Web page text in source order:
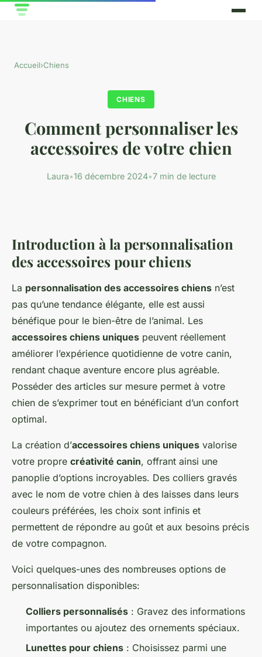
Accueil›Chiens
CHIENS
Comment personnaliser les
accessoires de votre chien
Laura•16 décembre 2024•7 min de lecture
Introduction à la personnalisation
des accessoires pour chiens
La personnalisation des accessoires chiens n’est
pas qu’une tendance élégante, elle est aussi
bénéfique pour le bien-être de l’animal. Les
accessoires chiens uniques peuvent réellement
améliorer l’expérience quotidienne de votre canin,
rendant chaque aventure encore plus agréable.
Posséder des articles sur mesure permet à votre
chien de s’exprimer tout en bénéficiant d’un confort
optimal.
La création d’accessoires chiens uniques valorise
votre propre créativité canin, offrant ainsi une
panoplie d’options incroyables. Des colliers gravés
avec le nom de votre chien à des laisses dans leurs
couleurs préférées, les choix sont infinis et
permettent de répondre au goût et aux besoins précis
de votre compagnon.
Voici quelques-unes des nombreuses options de
personnalisation disponibles:
Colliers personnalisés : Gravez des informations
importantes ou ajoutez des ornements spéciaux.
Lunettes pour chiens : Choisissez parmi une